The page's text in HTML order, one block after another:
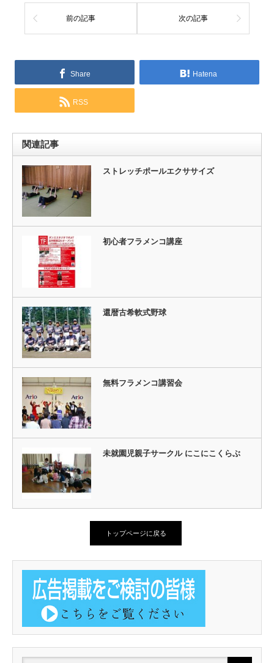
前の記事 次の記事
Share Hatena
RSS
関連記事
ストレッチポールエクササイズ
初心者フラメンコ講座
還暦古希軟式野球
無料フラメンコ講習会
未就園児親子サークル にこにこくらぶ
トップページに戻る